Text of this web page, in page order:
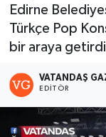
Edirne
Türkçe Pop
bir araya
VATANDAŞ
EDITÖR